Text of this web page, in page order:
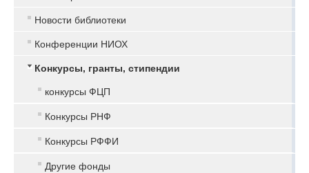
Новости библиотеки
Конференции НИОХ
Конкурсы, гранты, стипендии
конкурсы ФЦП
Конкурсы РНФ
Конкурсы РФФИ
Другие фонды